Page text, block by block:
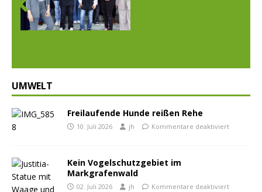
Prev
ious
UMWELT
Freilaufende Hunde reißen Rehe
10. Juli 2026 jh Kommentare deaktiviert
Kein Vogelschutzgebiet im
Markgrafenwald
02. Juli 2026 jh Kommentare deaktiviert